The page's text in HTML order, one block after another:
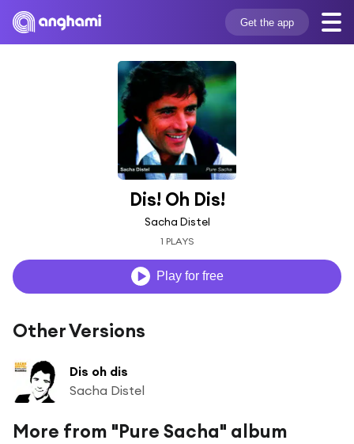
Get the app
Dis! Oh Dis!
Sacha Distel
1 PLAYS
Play for free
Other Versions
Dis oh dis
Sacha Distel
More from "Pure Sacha" album